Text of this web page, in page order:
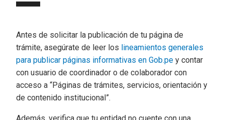
Antes de solicitar la publicación de tu página de
trámite, asegúrate de leer los lineamientos generales
para publicar páginas informativas en Gob.pe y contar
con usuario de coordinador o de colaborador con
acceso a “Páginas de trámites, servicios, orientación y
de contenido institucional”.